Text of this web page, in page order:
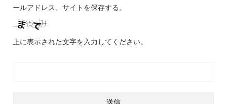
ールアドレス、サイトを保存する。
上に表示された文字を入力してください。